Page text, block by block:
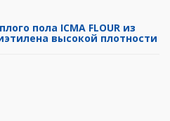
пола ICMA FLOUR из
высокой плотности